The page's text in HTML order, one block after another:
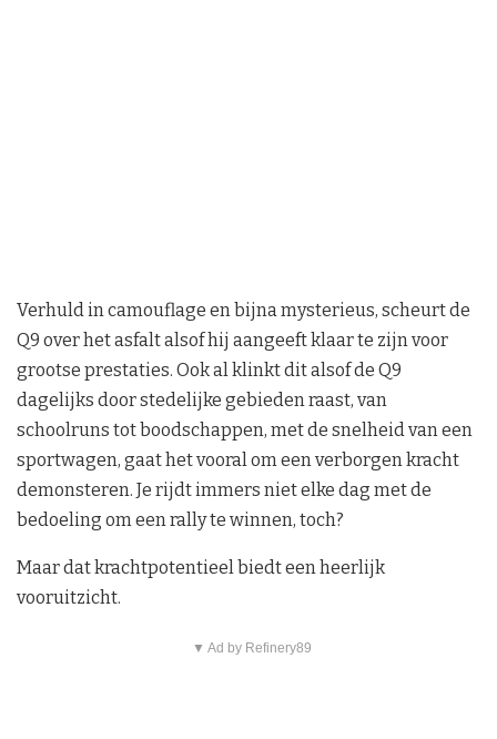
Verhuld in camouflage en bijna mysterieus, scheurt de
Q9 over het asfalt alsof hij aangeeft klaar te zijn voor
grootse prestaties. Ook al klinkt dit alsof de Q9
dagelijks door stedelijke gebieden raast, van
schoolruns tot boodschappen, met de snelheid van een
sportwagen, gaat het vooral om een verborgen kracht
demonsteren. Je rijdt immers niet elke dag met de
bedoeling om een rally te winnen, toch?
Maar dat krachtpotentieel biedt een heerlijk
vooruitzicht.
▼ Ad by Refinery89